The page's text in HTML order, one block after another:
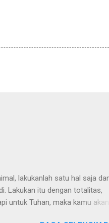
lakukanlah satu hal saja
Lakukan itu dengan totalitas,
untuk Tuhan, maka kamu akan